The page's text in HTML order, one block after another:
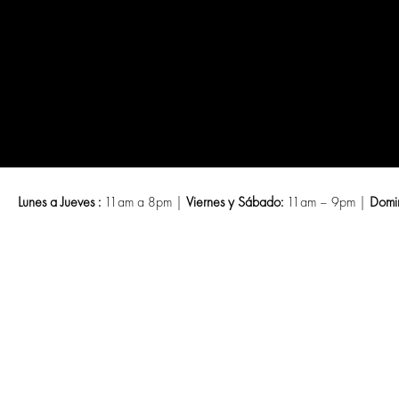
Lunes a Jueves :11am a 8pm | Viernes y Sábado:11am – 9pm |